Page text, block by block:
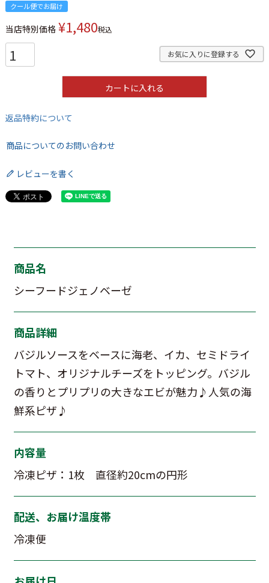
クール便でお届け
当店特別価格 ¥1,480税込
お気に入りに登録する
カートに入れる
返品特約について
商品についてのお問い合わせ
レビューを書く
商品名
シーフードジェノベーゼ
商品詳細
バジルソースをベースに海老、イカ、セミドライ
トマト、オリジナルチーズをトッピング。バジル
の香りとプリプリの大きなエビが魅力♪人気の海
鮮系ピザ♪
内容量
冷凍ピザ：1枚 直径約20cmの円形
配送、お届け温度帯
冷凍便